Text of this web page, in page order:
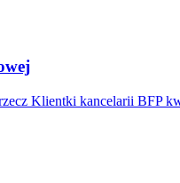
Klientki kancelarii BFP